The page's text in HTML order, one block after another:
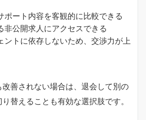
ポート内容を客観的に比較できる
非公開求人にアクセスできる
ントに依存しないため、交渉力が上
改善されない場合は、退会して別の
替えることも有効な選択肢です。